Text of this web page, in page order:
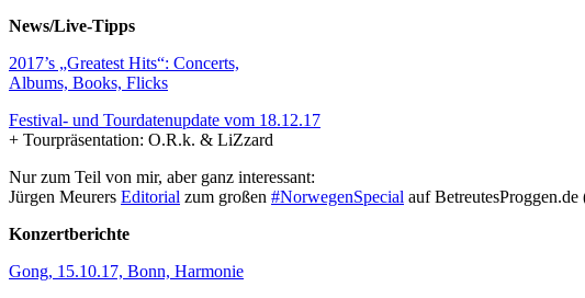
News/Live-Tipps
2017’s „Greatest Hits“: Concerts,
Albums, Books, Flicks
Festival- und Tourdatenupdate vom 18.12.17
+ Tourpräsentation: O.R.k. & LiZzard
Nur zum Teil von mir, aber ganz interessant:
Jürgen Meurers Editorial zum großen #NorwegenSpecial auf
Konzertberichte
Gong, 15.10.17, Bonn, Harmonie